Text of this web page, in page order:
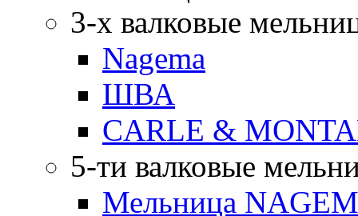
3-х валковые
Nagema
ШВА
CARLE &
5-ти валковые
Мельница